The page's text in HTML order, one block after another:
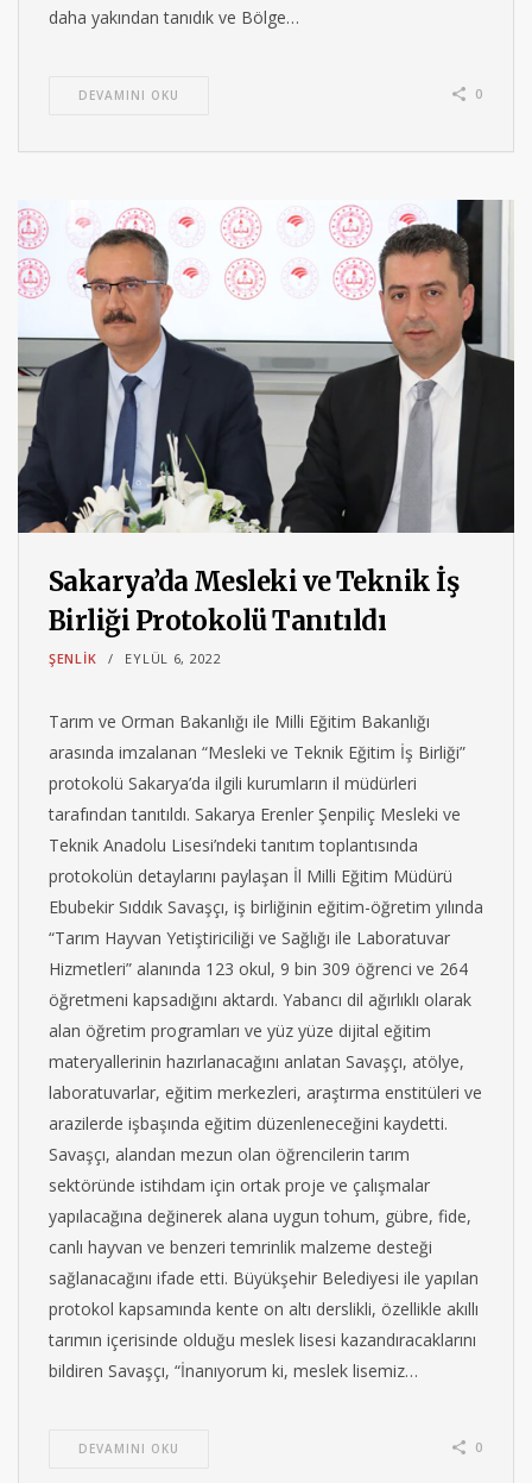
daha yakından tanıdık ve Bölge…
DEVAMINI OKU 0
Sakarya’da Mesleki ve Teknik İş
Birliği Protokolü Tanıtıldı
ŞENLIK EYLÜL 6, 2022
Tarım ve Orman Bakanlığı ile Milli Eğitim Bakanlığı
arasında imzalanan “Mesleki ve Teknik Eğitim İş Birliği”
protokolü Sakarya’da ilgili kurumların il müdürleri
tarafından tanıtıldı. Sakarya Erenler Şenpiliç Mesleki ve
Teknik Anadolu Lisesi’ndeki tanıtım toplantısında
protokolün detaylarını paylaşan İl Milli Eğitim Müdürü
Ebubekir Sıddık Savaşçı, iş birliğinin eğitim-öğretim yılında
“Tarım Hayvan Yetiştiriciliği ve Sağlığı ile Laboratuvar
Hizmetleri” alanında 123 okul, 9 bin 309 öğrenci ve 264
öğretmeni kapsadığını aktardı. Yabancı dil ağırlıklı olarak
alan öğretim programları ve yüz yüze dijital eğitim
materyallerinin hazırlanacağını anlatan Savaşçı, atölye,
laboratuvarlar, eğitim merkezleri, araştırma enstitüleri ve
arazilerde işbaşında eğitim düzenleneceğini kaydetti.
Savaşçı, alandan mezun olan öğrencilerin tarım
sektöründe istihdam için ortak proje ve çalışmalar
yapılacağına değinerek alana uygun tohum, gübre, fide,
canlı hayvan ve benzeri temrinlik malzeme desteği
sağlanacağını ifade etti. Büyükşehir Belediyesi ile yapılan
protokol kapsamında kente on altı derslikli, özellikle akıllı
tarımın içerisinde olduğu meslek lisesi kazandıracaklarını
bildiren Savaşçı, “İnanıyorum ki, meslek lisemiz…
DEVAMINI OKU 0